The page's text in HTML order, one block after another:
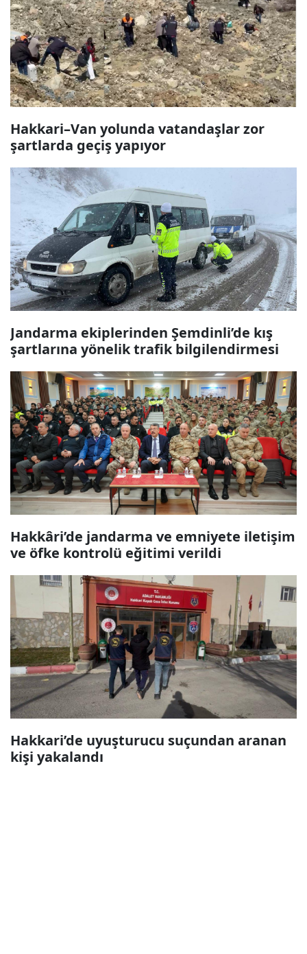
Hakkari–Van yolunda vatandaşlar zor
şartlarda geçiş yapıyor
Jandarma ekiplerinden Şemdinli’de kış
şartlarına yönelik trafik bilgilendirmesi
Hakkâri’de jandarma ve emniyete iletişim
ve öfke kontrolü eğitimi verildi
Hakkari’de uyuşturucu suçundan aranan
kişi yakalandı